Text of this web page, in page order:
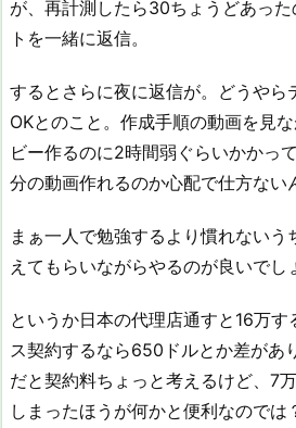
が、再計測したら30ちょうどあっ
トを一緒に返信。
するとさらに夜に返信が。どうやら
OKとのこと。作成手順の動画を見
ビー作るのに2時間弱ぐらいかかっ
分の動画作れるのか心配で仕方ない
まぁ一人で勉強するより慣れないう
えてもらいながらやるのが良いでし
というか日本の代理店通すと16万
ス契約するなら650ドルとか差があ
だと契約料ちょっと考えるけど、7
しまったほうが何かと便利なのでは